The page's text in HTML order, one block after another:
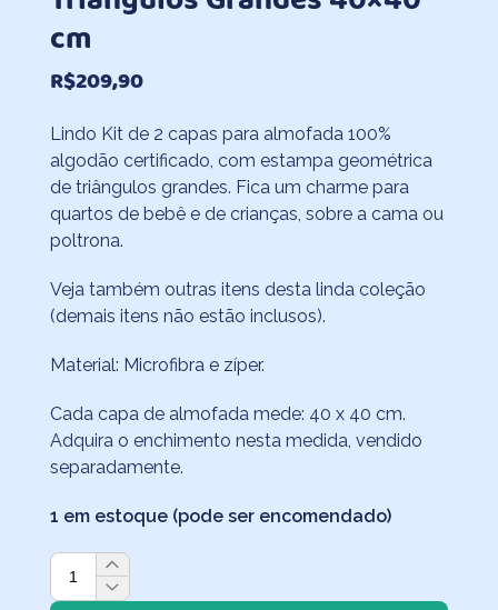
cm
R$209,90
Lindo Kit de 2 capas para almofada 100%
algodão certificado, com estampa geométrica
de triângulos grandes. Fica um charme para
quartos de bebê e de crianças, sobre a cama ou
poltrona.
Veja também outras itens desta linda coleção
(demais itens não estão inclusos).
Material: Microfibra e zíper.
Cada capa de almofada mede: 40 x 40 cm.
Adquira o enchimento nesta medida, vendido
separadamente.
1 em estoque (pode ser encomendado)
Kit
2